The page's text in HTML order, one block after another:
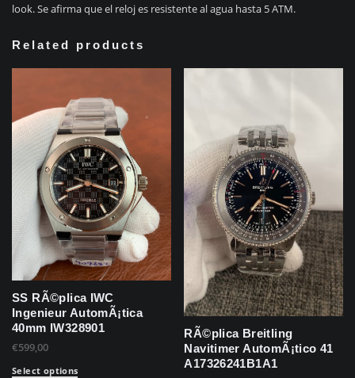
look. Se afirma que el reloj es resistente al agua hasta 5 ATM.
Related products
SS RÃ©plica IWC
Ingenieur AutomÃ¡tica
40mm IW328901
€599,00
Select options
RÃ©plica Breitling
Navitimer AutomÃ¡tico 41
A17326241B1A1